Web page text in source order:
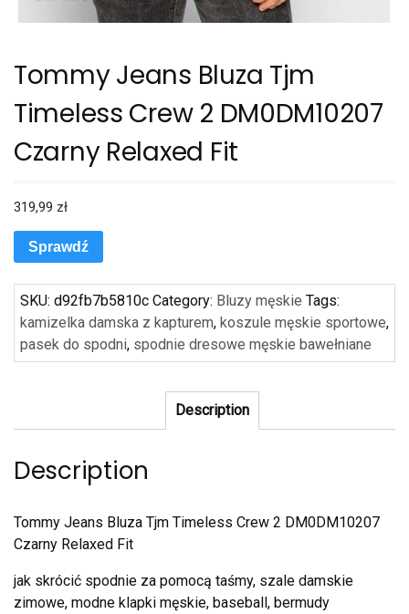
Tommy Jeans Bluza Tjm
Timeless Crew 2 DM0DM10207
Czarny Relaxed Fit
319,99 zł
Sprawdź
SKU: d92fb7b5810c Category: Bluzy męskie Tags:
kamizelka damska z kapturem, koszule męskie sportowe,
pasek do spodni, spodnie dresowe męskie bawełniane
Description
Description
Tommy Jeans Bluza Tjm Timeless Crew 2 DM0DM10207
Czarny Relaxed Fit
jak skrócić spodnie za pomocą taśmy, szale damskie
zimowe, modne klapki męskie, baseball, bermudy